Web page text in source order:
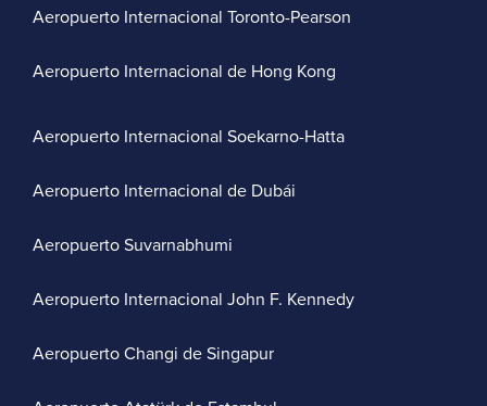
Aeropuerto Internacional Toronto-Pearson
Aeropuerto Internacional de Hong Kong
Aeropuerto Internacional Soekarno-Hatta
Aeropuerto Internacional de Dubái
Aeropuerto Suvarnabhumi
Aeropuerto Internacional John F. Kennedy
Aeropuerto Changi de Singapur